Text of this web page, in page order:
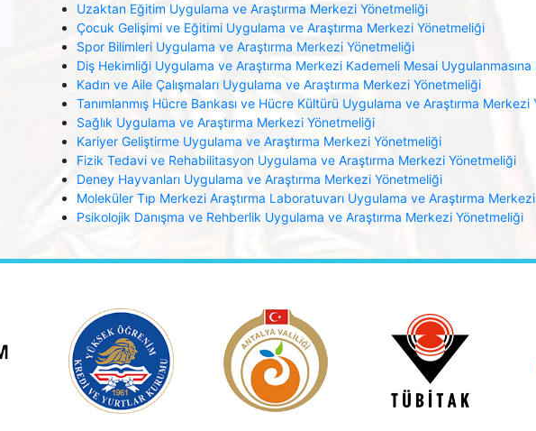
Uzaktan Eğitim Uygulama ve Araştırma Merkezi Yönetmeliği
Çocuk Gelişimi ve Eğitimi Uygulama ve Araştırma Merkezi Yönetmeliği
Spor Bilimleri Uygulama ve Araştırma Merkezi Yönetmeliği
Diş Hekimliği Uygulama ve Araştırma Merkezi Kademeli Mesai Uygulanmasına
Kadın ve Aile Çalışmaları Uygulama ve Araştırma Merkezi Yönetmeliği
Tanımlanmış Hücre Bankası ve Hücre Kültürü Uygulama ve Araştırma Merkezi
Sağlık Uygulama ve Araştırma Merkezi Yönetmeliği
Kariyer Geliştirme Uygulama ve Araştırma Merkezi Yönetmeliği
Fizik Tedavi ve Rehabilitasyon Uygulama ve Araştırma Merkezi Yönetmeliği
Deney Hayvanları Uygulama ve Araştırma Merkezi Yönetmeliği
Moleküler Tıp Merkezi Araştırma Laboratuvarı Uygulama ve Araştırma
Psikolojik Danışma ve Rehberlik Uygulama ve Araştırma Merkezi Yönetmeliği